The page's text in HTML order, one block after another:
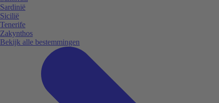
Sardinië
Sicilië
Tenerife
Zakynthos
Bekijk alle bestemmingen